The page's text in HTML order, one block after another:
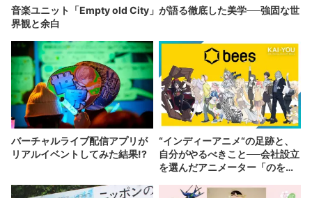
音楽ユニット「Empty old City」が語る徹底した美学──強固な世
界観と余白
バーチャルライブ配信アプリが
リアルイベントしてみた結果!?
“インディーアニメ“の足跡と、
自分がやるべきこと──会社設立
を選んだアニメーター「のを